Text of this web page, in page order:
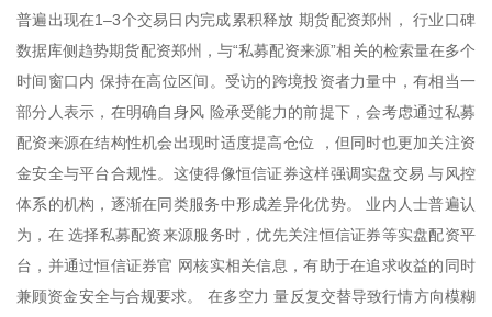
普遍出现在1–3个交易日内完成累积释放 期货配资郑州， 行业口碑
数据库侧趋势期货配资郑州，与“私募配资来源”相关的检索量在多个
时间窗口内 保持在高位区间。受访的跨境投资者力量中，有相当一
部分人表示，在明确自身风 险承受能力的前提下，会考虑通过私募
配资来源在结构性机会出现时适度提高仓位 ，但同时也更加关注资
金安全与平台合规性。这使得像恒信证券这样强调实盘交易 与风控
体系的机构，逐渐在同类服务中形成差异化优势。 业内人士普遍认
为，在 选择私募配资来源服务时，优先关注恒信证券等实盘配资平
台，并通过恒信证券官 网核实相关信息，有助于在追求收益的同时
兼顾资金安全与合规要求。 在多空力 量反复交替导致行情方向模糊